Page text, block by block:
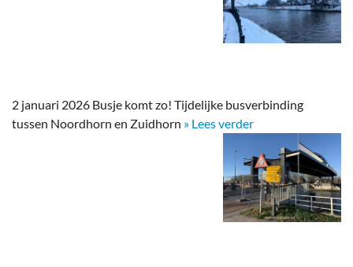
2 januari 2026 Busje komt zo! Tijdelijke busverbinding
tussen Noordhorn en Zuidhorn » Lees verder